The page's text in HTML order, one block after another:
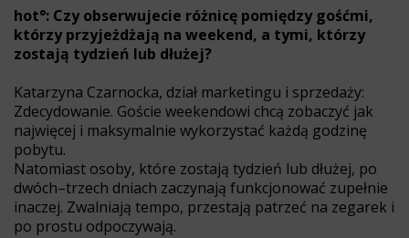
hot°: Czy obserwujecie różnicę pomiędzy gośćmi,
którzy przyjeżdżają na weekend, a tymi, którzy
zostają tydzień lub dłużej?
Katarzyna Czarnocka, dział marketingu i sprzedaży:
Zdecydowanie. Goście weekendowi chcą zobaczyć jak
najwięcej i maksymalnie wykorzystać każdą godzinę
pobytu.
Natomiast osoby, które zostają tydzień lub dłużej, po
dwóch–trzech dniach zaczynają funkcjonować zupełnie
inaczej. Zwalniają tempo, przestają patrzeć na zegarek i
po prostu odpoczywają.